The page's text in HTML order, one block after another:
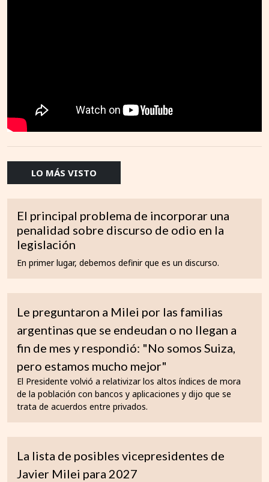
LO MÁS VISTO
El principal problema de incorporar una
penalidad sobre discurso de odio en la
legislación
En primer lugar, debemos definir que es un discurso.
Le preguntaron a Milei por las familias
argentinas que se endeudan o no llegan a
fin de mes y respondió: "No somos Suiza,
pero estamos mucho mejor"
El Presidente volvió a relativizar los altos índices de mora
de la población con bancos y aplicaciones y dijo que se
trata de acuerdos entre privados.
La lista de posibles vicepresidentes de
Javier Milei para 2027